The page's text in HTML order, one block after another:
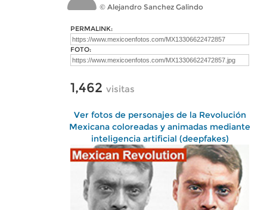
© Alejandro Sanchez Galindo
PERMALINK:
FOTO:
1,462 visitas
Ver fotos de personajes de la Revolución
Mexicana coloreadas y animadas mediante
inteligencia artificial (deepfakes)